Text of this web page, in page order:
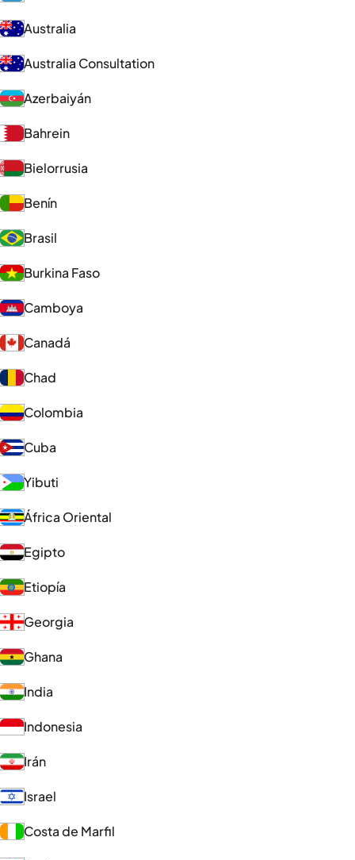
Australia
Australia Consultation
Azerbaiyán
Bahrein
Bielorrusia
Benín
Brasil
Burkina Faso
Camboya
Canadá
Chad
Colombia
Cuba
Yibuti
África Oriental
Egipto
Etiopía
Georgia
Ghana
India
Indonesia
Irán
Israel
Costa de Marfil